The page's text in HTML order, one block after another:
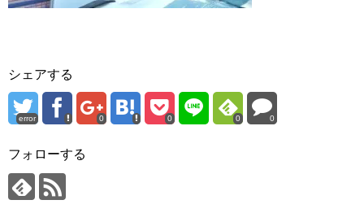
シェアする
error 0 0 0 0
フォローする